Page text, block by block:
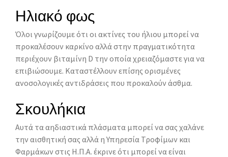
Ηλιακό φως
Όλοι γνωρίζουμε ότι οι ακτίνες του ήλιου μπορεί να
προκαλέσουν καρκίνο αλλά στην πραγματικότητα
περιέχουν βιταμίνη D την οποία χρειαζόμαστε για να
επιβιώσουμε. Καταστέλλουν επίσης ορισμένες
ανοσολογικές αντιδράσεις που προκαλούν άσθμα.
Σκουλήκια
Αυτά τα αηδιαστικά πλάσματα μπορεί να σας χαλάνε
την αισθητική σας αλλά η Υπηρεσία Τροφίμων και
Φαρμάκων στις Η.Π.Α. έκρινε ότι μπορεί να είναι